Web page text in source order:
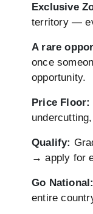
Exclusive
territory —
A rare
once
opportunity.
Price Floor:
Qualify:
→ apply for
Go National:
entire